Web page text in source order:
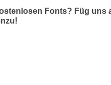
Fonts? Füg uns